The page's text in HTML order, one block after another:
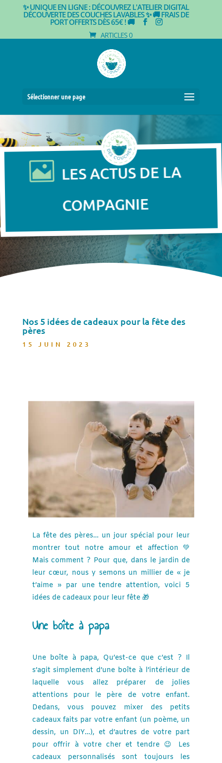
✨ UNIQUE EN LIGNE : DÉCOUVREZ L'ATELIER DIGITAL
DÉCOUVERTE DES COUCHES LAVABLES ✨🚚 FRAIS DE
PORT OFFERTS DÈS 65€ ! 🚚
ARTICLES 0
Sélectionner une page
 LES ACTUS DE LA
COMPAGNIE
Nos 5 idées de cadeaux pour la fête des
pères
15 JUIN 2023
La fête des pères… un jour spécial pour leur
montrer tout notre amour et affection 💚
Mais comment ? Pour que, dans le jardin de
leur cœur, nous y semons un millier de « je
t’aime » par une tendre attention, voici 5
idées de cadeaux pour leur fête 🎁
Une boîte à papa
Une boîte à papa, Qu’est-ce que c’est ? Il
s’agit simplement d’une boîte à l’intérieur de
laquelle vous allez préparer de jolies
attentions pour le père de votre enfant.
Dedans, vous pouvez mixer des petits
cadeaux faits par votre enfant (un poème, un
dessin, un DIY…), et d’autres de votre part
pour offrir à votre cher et tendre 😉 Les
cadeaux personnalisés sont toujours les